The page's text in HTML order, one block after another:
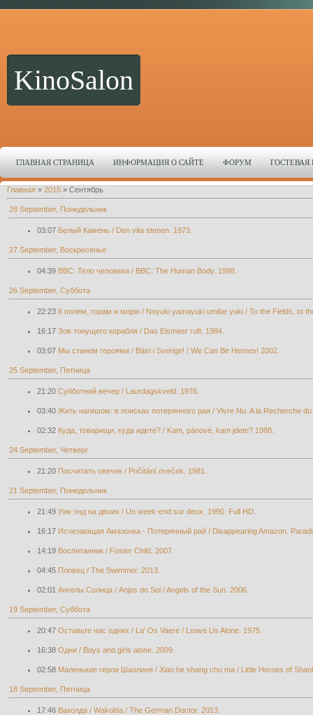
KinoSalon
ГЛАВНАЯ СТРАНИЦА ИНФОРМАЦИЯ О САЙТЕ ФОРУМ ГОСТЕВАЯ
Главная » 2015 » Сентябрь
28 September, Понедельник
03:07 Белый Камень / Den vita stenen. 1973.
27 September, Воскресенье
04:39 BBC: Тело человека / BBC: The Human Body. 1998.
26 September, Суббота
22:23 К полям, горам и морю / Noyuki yamayuki umibe yuki / To the Fields, to
16:17 Зов тонущего корабля / Das Eismeer ruft. 1984.
03:07 Мы станем героями / Bäst i Sverige! / We Can Be Heroes! 2002.
25 September, Пятница
21:20 Субботний вечер / Laurdagskveld. 1976.
03:40 Жить нагишом: в поисках потерянного рая / Vivre Nu. A la Recherche
02:32 Куда, товарищи, куда идете? / Kam, pánové, kam jdete? 1988.
24 September, Четверг
21:20 Посчитать овечек / Počítání oveček. 1981.
21 September, Понедельник
21:49 Уик-энд на двоих / Un week-end sur deux. 1990. Full HD.
16:17 Исчезающая Амазонка - Потерянный рай / Disappearing Amazon.
14:19 Воспитанник / Foster Child. 2007.
04:45 Пловец / The Swimmer. 2013.
02:01 Ангелы Солнца / Anjos do Sol / Angels of the Sun. 2006.
19 September, Суббота
20:47 Оставьте нас одних / La' Os Vaere / Leave Us Alone. 1975.
16:38 Одни / Boys and girls alone. 2009.
02:58 Маленькие герои Шаолиня / Xiao he shang chu ma / Little Heroes of
18 September, Пятница
17:46 Ваколда / Wakolda / The German Doctor. 2013.